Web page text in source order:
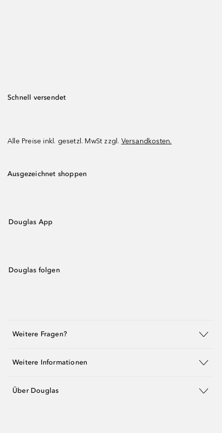
Schnell versendet
Alle Preise inkl. gesetzl. MwSt zzgl. Versandkosten.
Ausgezeichnet shoppen
Douglas App
Douglas folgen
Weitere Fragen?
Weitere Informationen
Über Douglas